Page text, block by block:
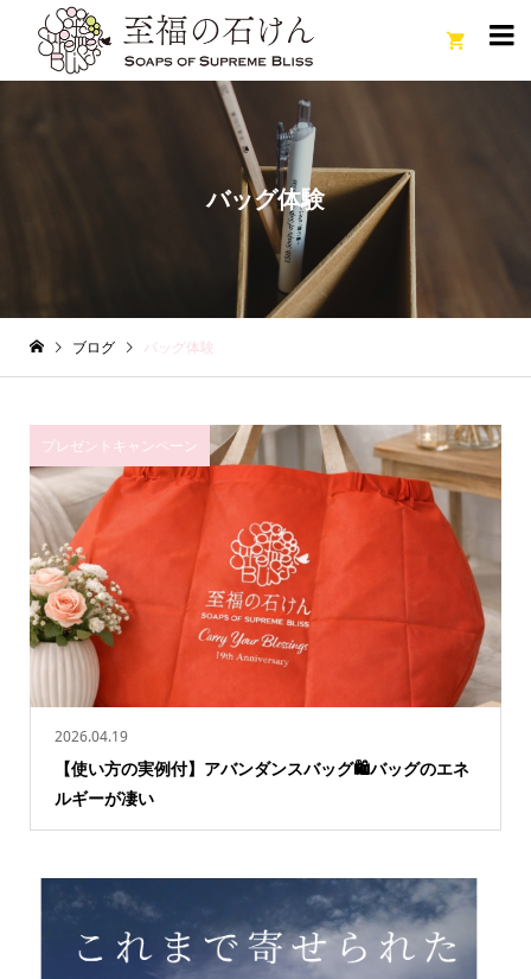

バッグ体験
ブログ バッグ体験
2026.04.19
【使い方の実例付】アバンダンスバッグ🛍️バッグのエネ
ルギーが凄い
プレゼントキャンペーン